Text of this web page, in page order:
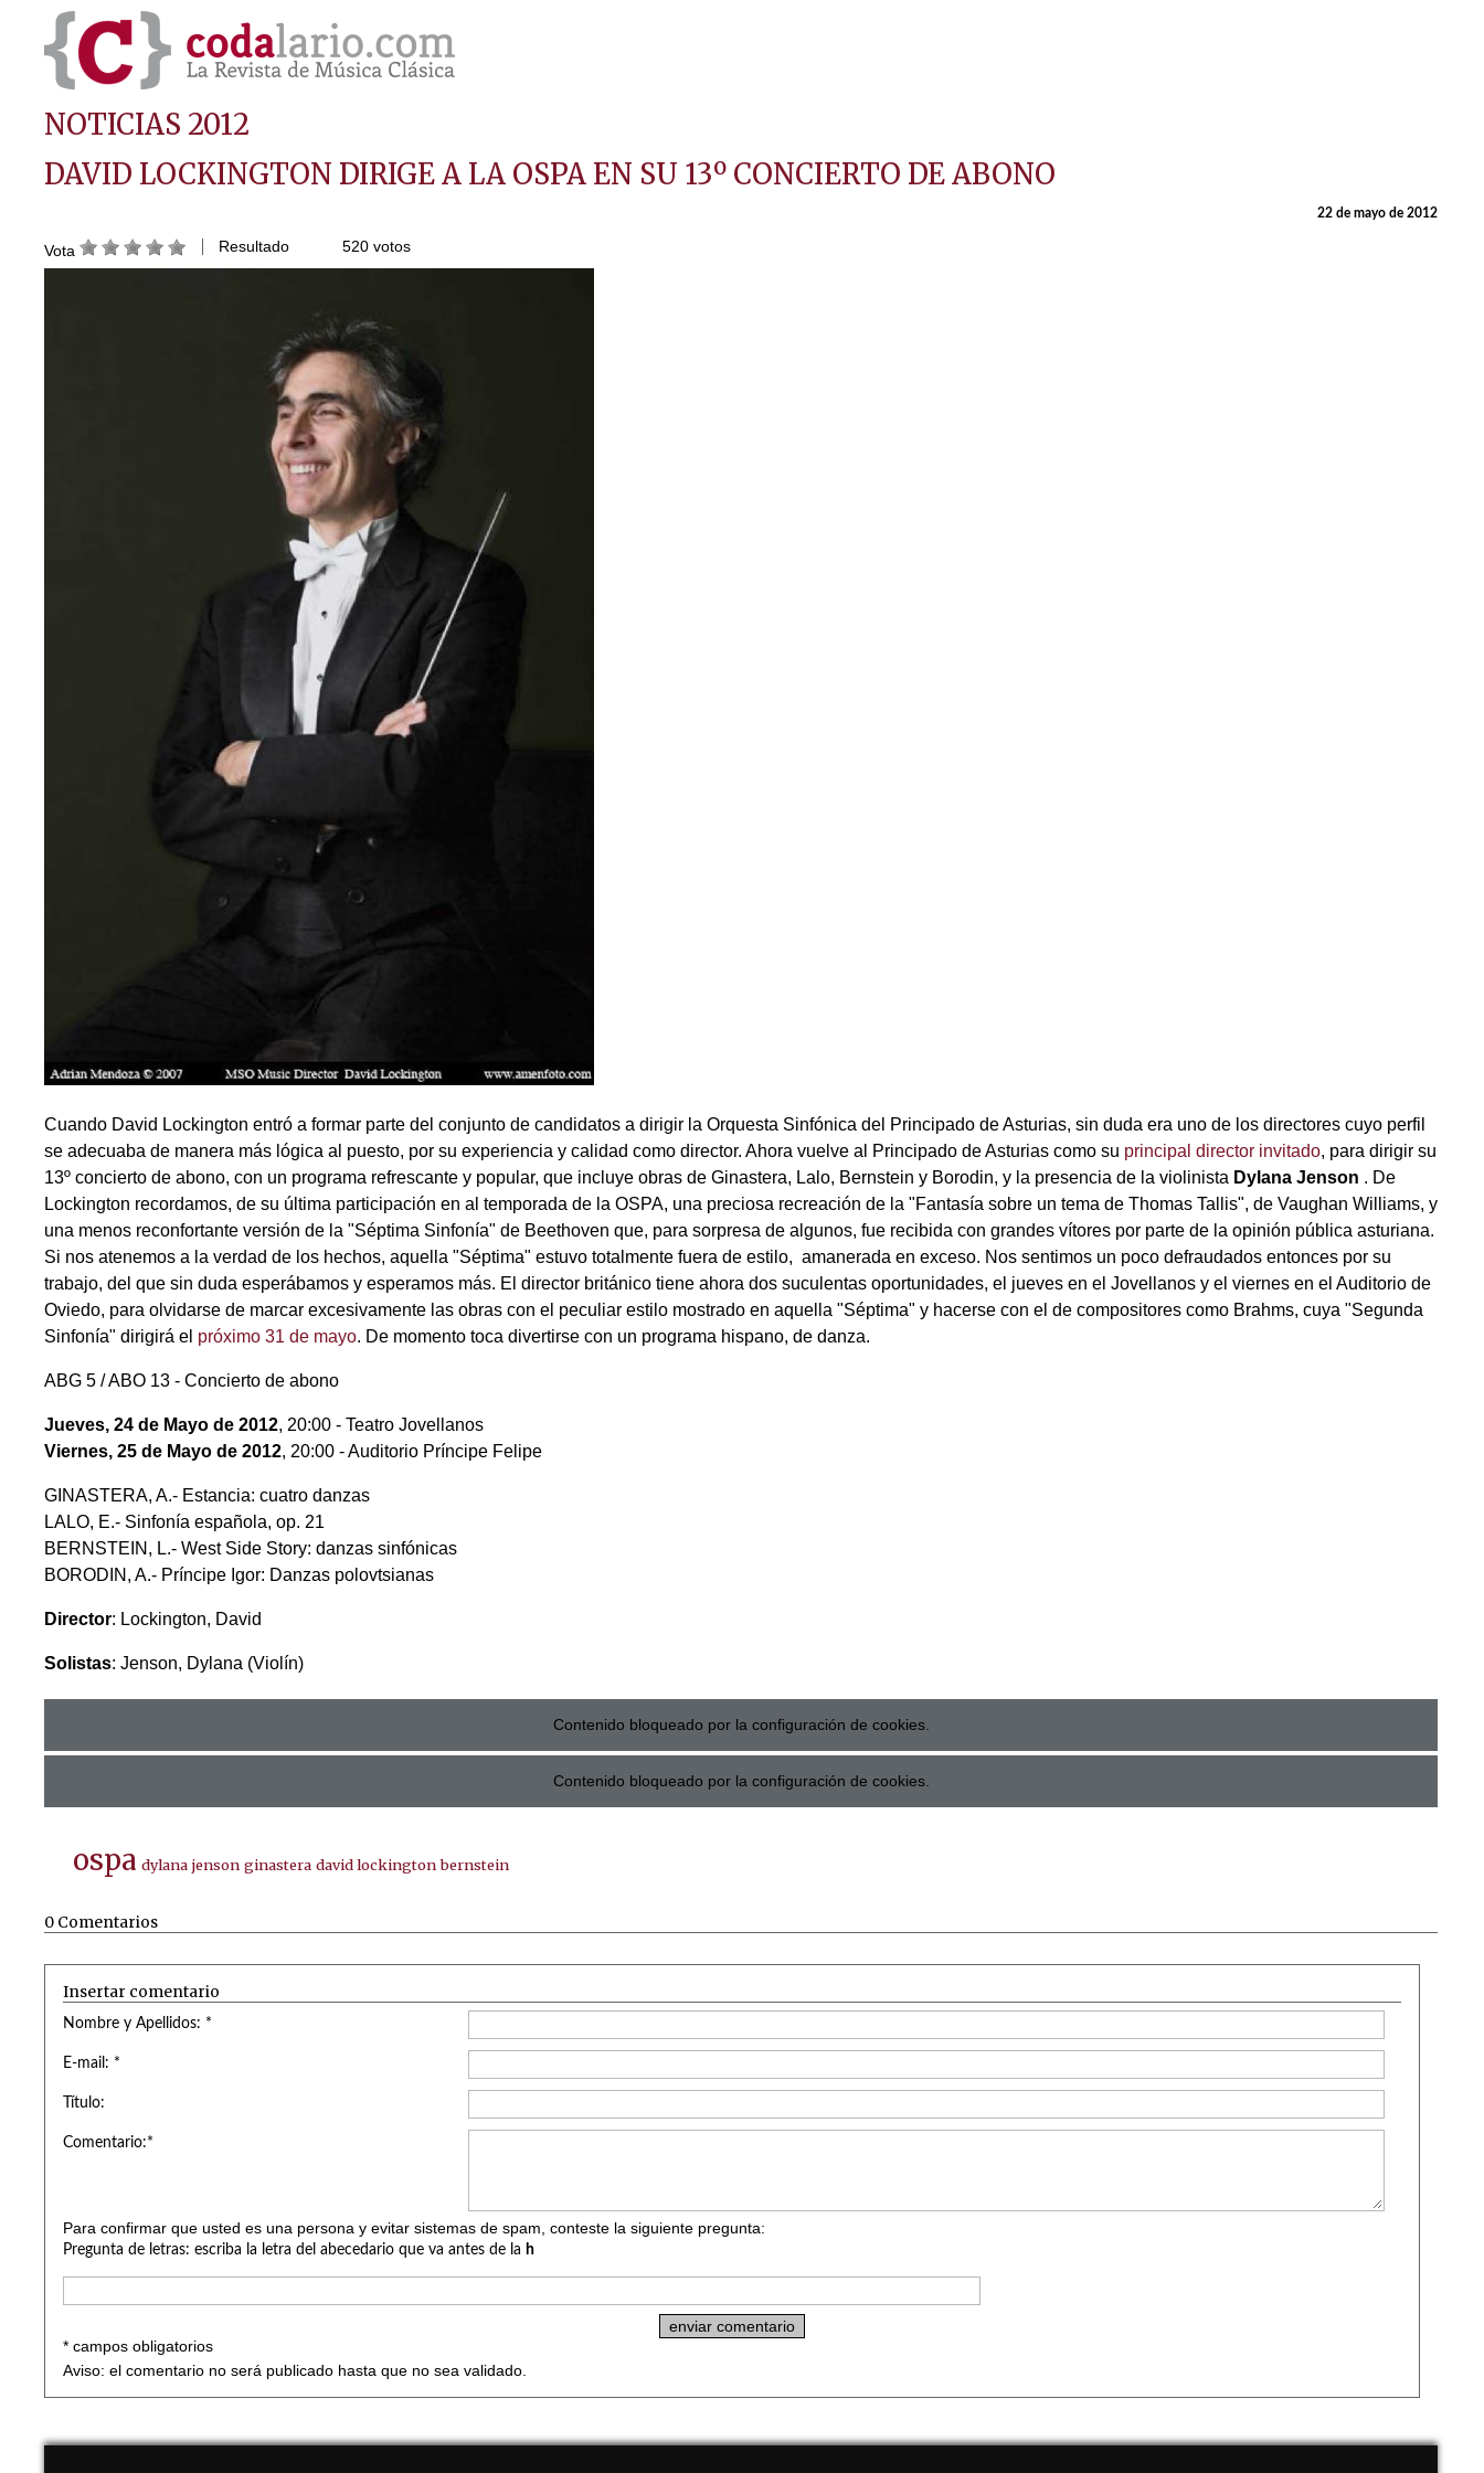
NOTICIAS 2012
DAVID LOCKINGTON DIRIGE A LA OSPA EN SU 13º CONCIERTO DE ABONO
22 de mayo de 2012
Vota Resultado 520 votos
Cuando David Lockington entró a formar parte del conjunto de candidatos a dirigir la Orquesta Sinfónica del Principado de Asturias, sin duda era uno de los directores cuyo perfil
se adecuaba de manera más lógica al puesto, por su experiencia y calidad como director. Ahora vuelve al Principado de Asturias como su principal director invitado, para dirigir su
13º concierto de abono, con un programa refrescante y popular, que incluye obras de Ginastera, Lalo, Bernstein y Borodin, y la presencia de la violinista Dylana Jenson . De
Lockington recordamos, de su última participación en al temporada de la OSPA, una preciosa recreación de la "Fantasía sobre un tema de Thomas Tallis", de Vaughan Williams, y
una menos reconfortante versión de la "Séptima Sinfonía" de Beethoven que, para sorpresa de algunos, fue recibida con grandes vítores por parte de la opinión pública asturiana.
Si nos atenemos a la verdad de los hechos, aquella "Séptima" estuvo totalmente fuera de estilo, amanerada en exceso. Nos sentimos un poco defraudados entonces por su
trabajo, del que sin duda esperábamos y esperamos más. El director británico tiene ahora dos suculentas oportunidades, el jueves en el Jovellanos y el viernes en el Auditorio de
Oviedo, para olvidarse de marcar excesivamente las obras con el peculiar estilo mostrado en aquella "Séptima" y hacerse con el de compositores como Brahms, cuya "Segunda
Sinfonía" dirigirá el próximo 31 de mayo. De momento toca divertirse con un programa hispano, de danza.
ABG 5 / ABO 13 - Concierto de abono
Jueves, 24 de Mayo de 2012, 20:00 - Teatro Jovellanos
Viernes, 25 de Mayo de 2012, 20:00 - Auditorio Príncipe Felipe
GINASTERA, A.- Estancia: cuatro danzas
LALO, E.- Sinfonía española, op. 21
BERNSTEIN, L.- West Side Story: danzas sinfónicas
BORODIN, A.- Príncipe Igor: Danzas polovtsianas
Director: Lockington, David
Solistas: Jenson, Dylana (Violín)
Contenido bloqueado por la configuración de cookies.
Contenido bloqueado por la configuración de cookies.
ospa dylana jenson ginastera david lockington bernstein
0 Comentarios
Insertar comentario
Nombre y Apellidos: *
E-mail: *
Título:
Comentario:*
Para confirmar que usted es una persona y evitar sistemas de spam, conteste la siguiente pregunta:
Pregunta de letras: escriba la letra del abecedario que va antes de la h
* campos obligatorios
Aviso: el comentario no será publicado hasta que no sea validado.